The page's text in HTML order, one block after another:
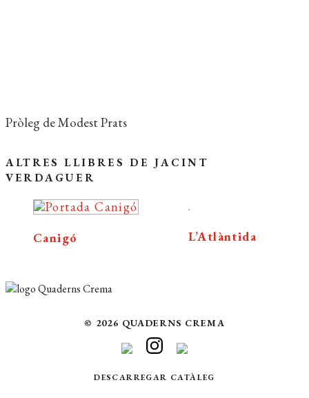
Pròleg de Modest Prats
ALTRES LLIBRES DE JACINT
VERDAGUER
Canigó L’Atlàntida
© 2026 QUADERNS CREMA
DESCARREGAR CATÀLEG